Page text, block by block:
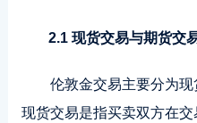
2.1 现货交易与期货交
伦敦金交易主要分为现
现货交易是指买卖双方在